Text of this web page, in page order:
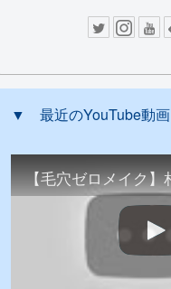
▼ 最近のYouTube動画